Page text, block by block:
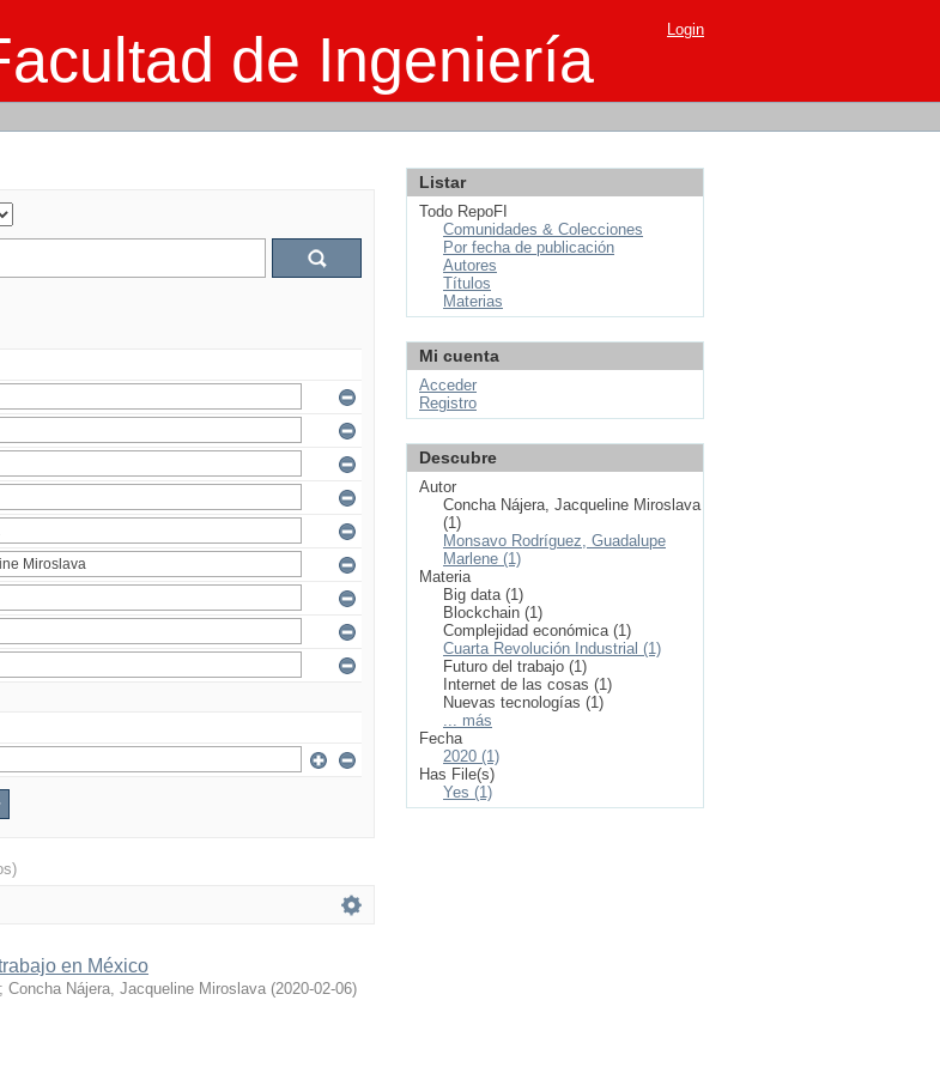
de Ingeniería Login
en México
; Concha Nájera, Jacqueline Miroslava (2020-02-06)
Listar
Todo RepoFI
Comunidades & Colecciones
Por fecha de publicación
Autores
Títulos
Materias
Mi cuenta
Acceder
Registro
Descubre
Autor
Concha Nájera, Jacqueline Miroslava
(1)
Monsavo Rodríguez, Guadalupe
Marlene (1)
Materia
Big data (1)
Blockchain (1)
Complejidad económica (1)
Cuarta Revolución Industrial (1)
Futuro del trabajo (1)
Internet de las cosas (1)
Nuevas tecnologías (1)
... más
Fecha
2020 (1)
Has File(s)
Yes (1)